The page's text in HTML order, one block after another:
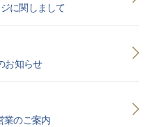
に関しまして
お知らせ
業のご案内